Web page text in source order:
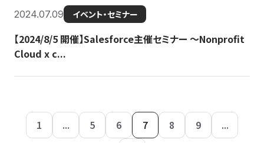
2024.07.09 イベント・セミナー
【2024/8/5 開催】Salesforce主催セミナー 〜Nonprofit
Cloud x c...
1 ... 5 6 7 8 9
...